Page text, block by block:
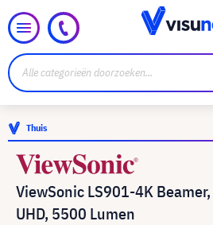
Thuis
ViewSonic LS901-4K
UHD, 5500 Lumen